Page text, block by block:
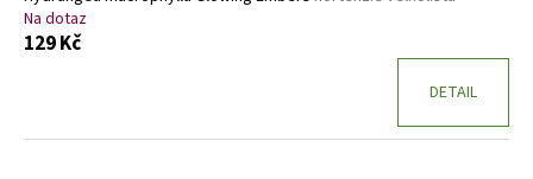
Na dotaz
129 Kč
DETAIL